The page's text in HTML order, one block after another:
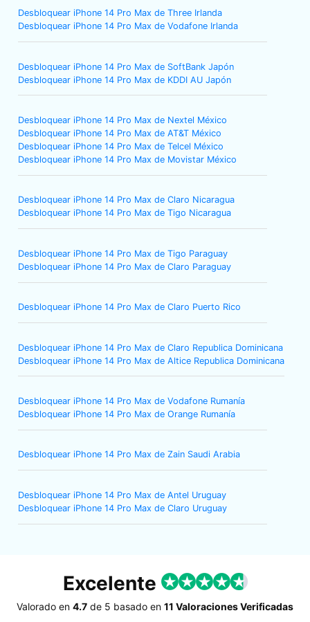
Desbloquear iPhone 14 Pro Max de Three Irlanda
Desbloquear iPhone 14 Pro Max de Vodafone Irlanda
Desbloquear iPhone 14 Pro Max de SoftBank Japón
Desbloquear iPhone 14 Pro Max de KDDI AU Japón
Desbloquear iPhone 14 Pro Max de Nextel México
Desbloquear iPhone 14 Pro Max de AT&T México
Desbloquear iPhone 14 Pro Max de Telcel México
Desbloquear iPhone 14 Pro Max de Movistar México
Desbloquear iPhone 14 Pro Max de Claro Nicaragua
Desbloquear iPhone 14 Pro Max de Tigo Nicaragua
Desbloquear iPhone 14 Pro Max de Tigo Paraguay
Desbloquear iPhone 14 Pro Max de Claro Paraguay
Desbloquear iPhone 14 Pro Max de Claro Puerto Rico
Desbloquear iPhone 14 Pro Max de Claro Republica Dominicana
Desbloquear iPhone 14 Pro Max de Altice Republica Dominicana
Desbloquear iPhone 14 Pro Max de Vodafone Rumanía
Desbloquear iPhone 14 Pro Max de Orange Rumanía
Desbloquear iPhone 14 Pro Max de Zain Saudi Arabia
Desbloquear iPhone 14 Pro Max de Antel Uruguay
Desbloquear iPhone 14 Pro Max de Claro Uruguay
Excelente
Valorado en 4.7 de 5 basado en 11 Valoraciones Verificadas